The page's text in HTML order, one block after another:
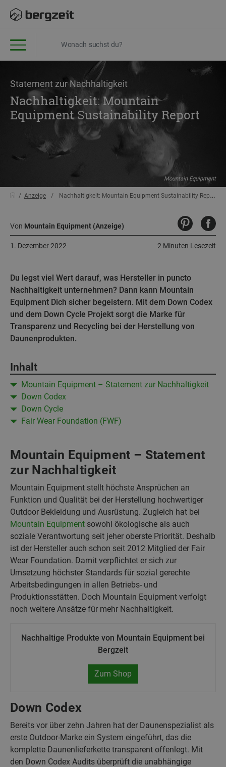
Statement zur Nachhaltigkeit
Nachhaltigkeit: Mountain
Equipment Sustainability Report
Mountain Equipment
Anzeige Nachhaltigkeit: Mountain Equipment Sustainability Report
Von Mountain Equipment (Anzeige)
2 Minuten Lesezeit
1. Dezember 2022
Du legst viel Wert darauf, was Hersteller in puncto
Nachhaltigkeit unternehmen? Dann kann Mountain
Equipment Dich sicher begeistern. Mit dem Down Codex
und dem Down Cycle Projekt sorgt die Marke für
Transparenz und Recycling bei der Herstellung von
Daunenprodukten.
Inhalt
Mountain Equipment – Statement zur Nachhaltigkeit
Down Codex
Down Cycle
Fair Wear Foundation (FWF)
Mountain Equipment – Statement
zur Nachhaltigkeit
Mountain Equipment stellt höchste Ansprüchen an
Funktion und Qualität bei der Herstellung hochwertiger
Outdoor Bekleidung und Ausrüstung. Zugleich hat bei
Mountain Equipment sowohl ökologische als auch
soziale Verantwortung seit jeher oberste Priorität. Deshalb
ist der Hersteller auch schon seit 2012 Mitglied der Fair
Wear Foundation. Damit verpflichtet er sich zur
Umsetzung höchster Standards für sozial gerechte
Arbeitsbedingungen in allen Betriebs- und
Produktionsstätten. Doch Mountain Equipment verfolgt
noch weitere Ansätze für mehr Nachhaltigkeit.
Nachhaltige Produkte von Mountain Equipment bei
Bergzeit
Zum Shop
Down Codex
Bereits vor über zehn Jahren hat der Daunenspezialist als
erste Outdoor-Marke ein System eingeführt, das die
komplette Daunenlieferkette transparent offenlegt. Mit
den Down Codex Audits überprüft die unabhängige